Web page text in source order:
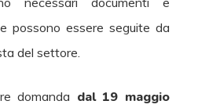
possono essere seguite da
del settore.
domanda dal 19 maggio